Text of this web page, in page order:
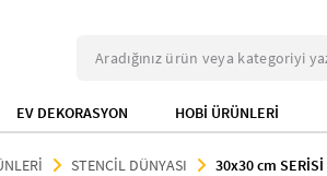
EV DEKORASYON HOBİ ÜRÜNLERİ
STENCİL DÜNYASI 30x30 cm SERİSİ